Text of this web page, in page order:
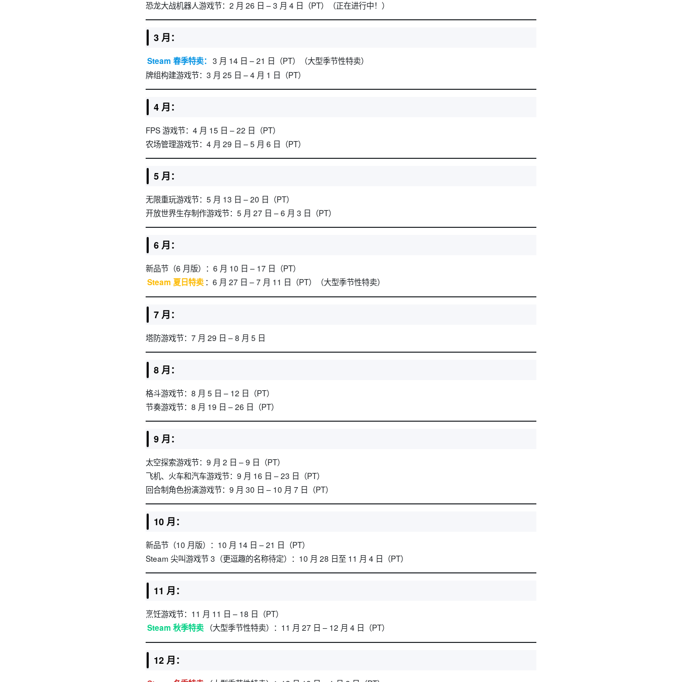
恐龙大战机器人游戏节：2 月 26 日 – 3 月 4 日（PT）（正在进行中！）
3 月：
Steam 春季特卖： 3 月 14 日 – 21 日（PT）（大型季节性特卖）
牌组构建游戏节：3 月 25 日 – 4 月 1 日（PT）
4 月：
FPS 游戏节：4 月 15 日 – 22 日（PT）
农场管理游戏节：4 月 29 日 – 5 月 6 日（PT）
5 月：
无限重玩游戏节：5 月 13 日 – 20 日（PT）
开放世界生存制作游戏节：5 月 27 日 – 6 月 3 日（PT）
6 月：
新品节（6 月版）：6 月 10 日 – 17 日（PT）
Steam 夏日特卖 ：6 月 27 日 – 7 月 11 日（PT）（大型季节性特卖）
7 月：
塔防游戏节：7 月 29 日 – 8 月 5 日
8 月：
格斗游戏节：8 月 5 日 – 12 日（PT）
节奏游戏节：8 月 19 日 – 26 日（PT）
9 月：
太空探索游戏节：9 月 2 日 – 9 日（PT）
飞机、火车和汽车游戏节：9 月 16 日 – 23 日（PT）
回合制角色扮演游戏节：9 月 30 日 – 10 月 7 日（PT）
10 月：
新品节（10 月版）：10 月 14 日 – 21 日（PT）
Steam 尖叫游戏节 3（更逗趣的名称待定）：10 月 28 日至 11 月 4 日（PT）
11 月：
烹饪游戏节：11 月 11 日 – 18 日（PT）
Steam 秋季特卖 （大型季节性特卖）：11 月 27 日 – 12 月 4 日（PT）
12 月：